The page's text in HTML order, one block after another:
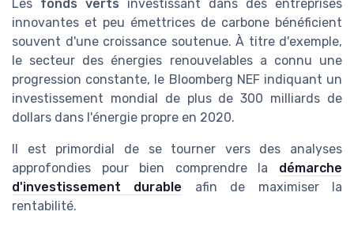
Les fonds verts investissant dans des entreprises
innovantes et peu émettrices de carbone bénéficient
souvent d'une croissance soutenue. À titre d'exemple,
le secteur des énergies renouvelables a connu une
progression constante, le Bloomberg NEF indiquant un
investissement mondial de plus de 300 milliards de
dollars dans l'énergie propre en 2020.
Il est primordial de se tourner vers des analyses
approfondies pour bien comprendre la démarche
d'investissement durable afin de maximiser la
rentabilité.